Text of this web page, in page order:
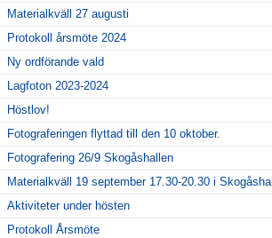
Materialkväll 27 augusti
Protokoll årsmöte 2024
Ny ordförande vald
Lagfoton 2023-2024
Höstlov!
Fotograferingen flyttad till den 10 oktober.
Fotografering 26/9 Skogåshallen
Materialkväll 19 september 17.30-20.30 i
Aktiviteter under hösten
Protokoll Årsmöte